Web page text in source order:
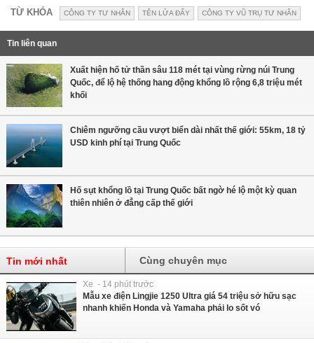
TỪ KHÓA CÔNG TY TƯ NHÂN TÊN LỬA ĐẨY CÔNG TY VŨ TRỤ TƯ NHÂN
Tin liên quan
Xuất hiện hố tử thần sâu 118 mét tại vùng rừng núi Trung
Quốc, để lộ hệ thống hang động khổng lồ rộng 6,8 triệu mét
khối
Chiêm ngưỡng cầu vượt biển dài nhất thế giới: 55km, 18 tỷ
USD kinh phí tại Trung Quốc
Hố sụt khổng lồ tại Trung Quốc bất ngờ hé lộ một kỳ quan
thiên nhiên ở đẳng cấp thế giới
Tin mới nhất Cùng chuyên mục
Xe - 14 phút trước
Mẫu xe điện Lingjie 1250 Ultra giá 54 triệu sở hữu sạc
nhanh khiến Honda và Yamaha phải lo sốt vó